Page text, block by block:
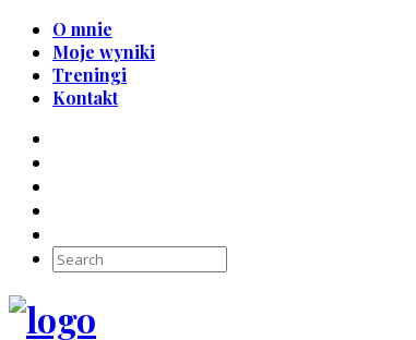
O mnie
Moje wyniki
Treningi
Kontakt